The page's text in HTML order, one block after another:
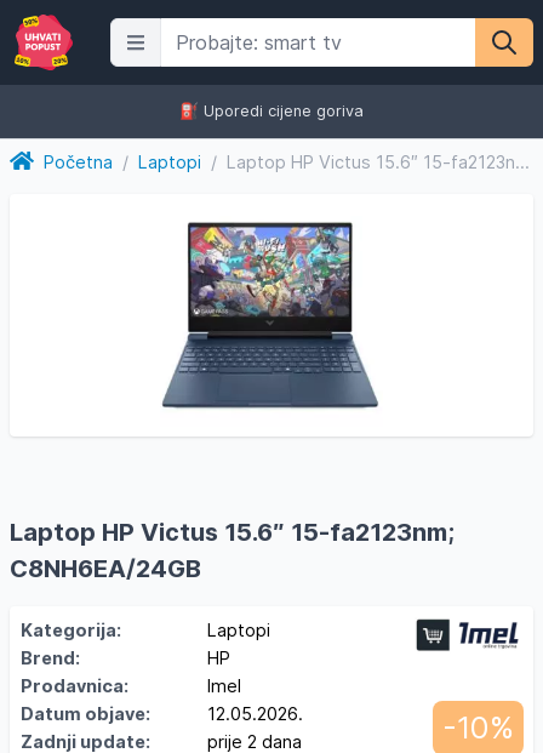
⛽️ Uporedi cijene goriva
Početna / Laptopi / Laptop HP Victus 15.6″ 15-fa2123nm; C8NH6EA/24GB
Laptop HP Victus 15.6″ 15-fa2123nm;
C8NH6EA/24GB
Kategorija:
Laptopi
Brend:
HP
Prodavnica:
Imel
Datum objave:
12.05.2026.
Zadnji update:
prije 2 dana -10%